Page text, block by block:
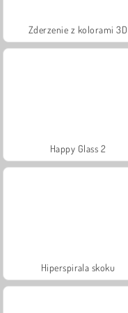
Zderzenie z kolorami 3D
Happy Glass 2
Hiperspirala skoku